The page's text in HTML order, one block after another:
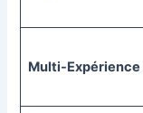
Multi-Expérience